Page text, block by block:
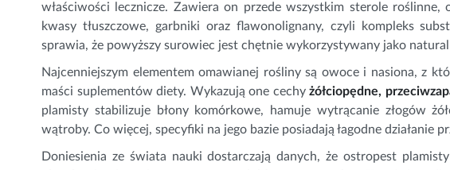
właściwości lecznicze. Zawiera on przede wszystkim sterole
kwasy tłuszczowe, garbniki oraz flawonolignany, czyli kompleks
sprawia, że powyższy surowiec jest chętnie wykorzystywany jako
Najcenniejszym elementem omawianej rośliny są owoce i nasiona, z
maści suplementów diety. Wykazują one cechy żółciopędne,
plamisty stabilizuje błony komórkowe, hamuje wytrącanie złogów
wątroby. Co więcej, specyfiki na jego bazie posiadają łagodne działanie
Doniesienia ze świata nauki dostarczają danych, że ostropest plamisty